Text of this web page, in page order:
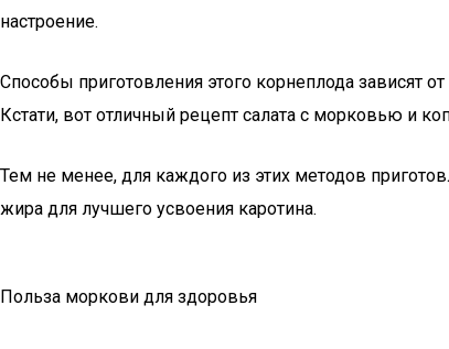
настроение.
Способы приготовления этого корнеплода зависят
Кстати, вот отличный рецепт салата с морковью и
Тем не менее, для каждого из этих методов
жира для лучшего усвоения каротина.
Польза моркови для здоровья